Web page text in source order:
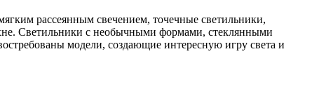
рассеянным свечением, точечные светильники,
Светильники с необычными формами, стеклянными
модели, создающие интересную игру света и